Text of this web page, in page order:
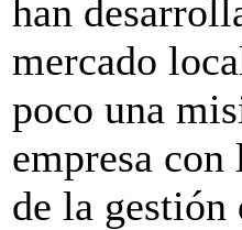
han
mercado
poco una
empresa
de la